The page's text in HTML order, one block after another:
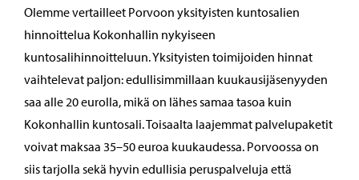
Olemme vertailleet Porvoon yksityisten kuntosalien
hinnoittelua Kokonhallin nykyiseen
kuntosalihinnoitteluun. Yksityisten toimijoiden hinnat
vaihtelevat paljon: edullisimmillaan kuukausijäsenyyden
saa alle 20 eurolla, mikä on lähes samaa tasoa kuin
Kokonhallin kuntosali. Toisaalta laajemmat palvelupaketit
voivat maksaa 35–50 euroa kuukaudessa. Porvoossa on
siis tarjolla sekä hyvin edullisia peruspalveluja että